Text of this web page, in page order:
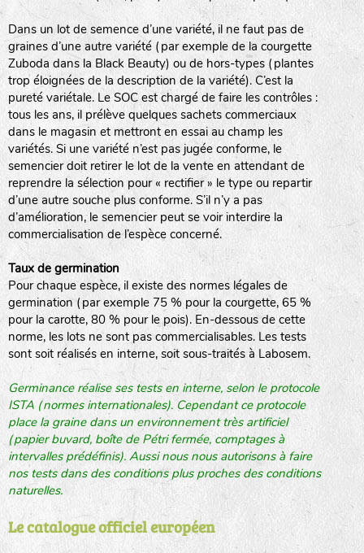
Dans un lot de semence d’une variété, il ne faut pas de
graines d’une autre variété (par exemple de la courgette
Zuboda dans la Black Beauty) ou de hors-types (plantes
trop éloignées de la description de la variété). C’est la
pureté variétale. Le SOC est chargé de faire les contrôles :
tous les ans, il prélève quelques sachets commerciaux
dans le magasin et mettront en essai au champ les
variétés. Si une variété n’est pas jugée conforme, le
semencier doit retirer le lot de la vente en attendant de
reprendre la sélection pour « rectifier » le type ou repartir
d’une autre souche plus conforme. S’il n’y a pas
d’amélioration, le semencier peut se voir interdire la
commercialisation de l’espèce concerné.
Taux de germination
Pour chaque espèce, il existe des normes légales de
germination (par exemple 75 % pour la courgette, 65 %
pour la carotte, 80 % pour le pois). En-dessous de cette
norme, les lots ne sont pas commercialisables. Les tests
sont soit réalisés en interne, soit sous-traités à Labosem.
Germinance réalise ses tests en interne, selon le protocole
ISTA (normes internationales). Cependant ce protocole
place la graine dans un environnement très artificiel
(papier buvard, boîte de Pétri fermée, comptages à
intervalles prédéfinis). Aussi nous nous autorisons à faire
nos tests dans des conditions plus proches des conditions
naturelles.
Le catalogue officiel européen